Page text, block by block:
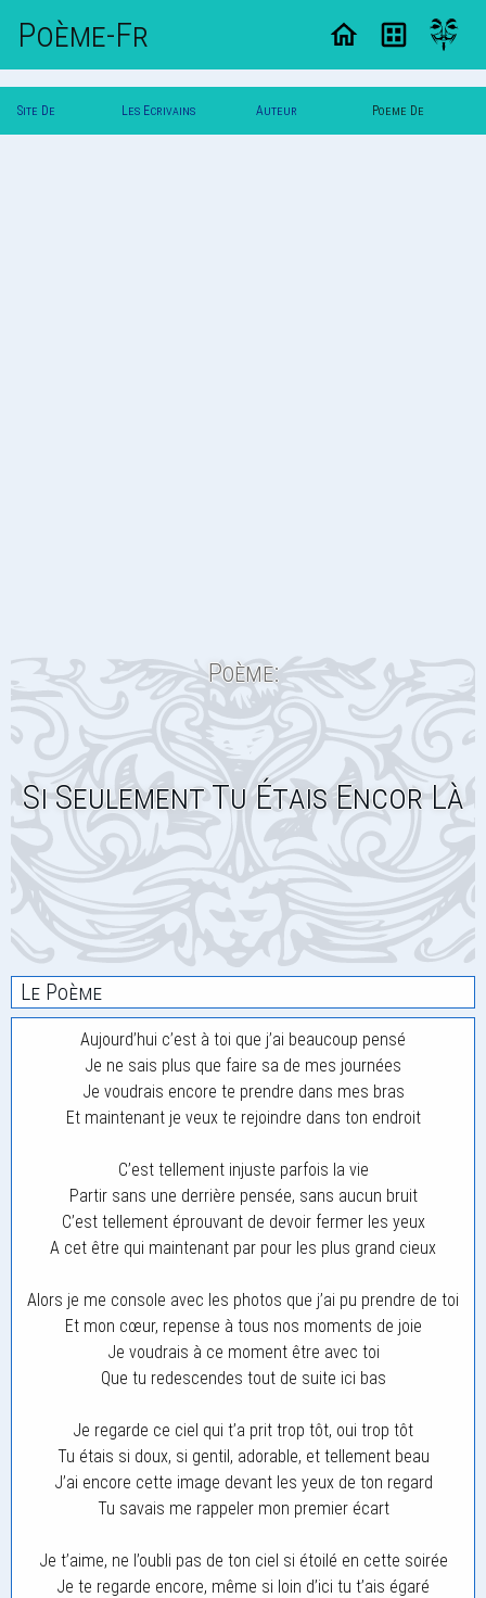
Poème-Fr
Site De Les Ecrivains Auteur Poeme De
Poème:
Si Seulement Tu Étais Encor Là
Le Poème
Aujourd’hui c’est à toi que j’ai beaucoup pensé
Je ne sais plus que faire sa de mes journées
Je voudrais encore te prendre dans mes bras
Et maintenant je veux te rejoindre dans ton endroit
C’est tellement injuste parfois la vie
Partir sans une derrière pensée, sans aucun bruit
C’est tellement éprouvant de devoir fermer les yeux
A cet être qui maintenant par pour les plus grand cieux
Alors je me console avec les photos que j’ai pu prendre de toi
Et mon cœur, repense à tous nos moments de joie
Je voudrais à ce moment être avec toi
Que tu redescendes tout de suite ici bas
Je regarde ce ciel qui t’a prit trop tôt, oui trop tôt
Tu étais si doux, si gentil, adorable, et tellement beau
J’ai encore cette image devant les yeux de ton regard
Tu savais me rappeler mon premier écart
Je t’aime, ne l’oubli pas de ton ciel si étoilé en cette soirée
Je te regarde encore, même si loin d’ici tu t’ais égaré